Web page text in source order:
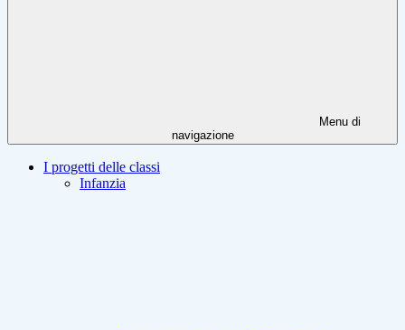
Menu di
navigazione
I progetti delle classi
Infanzia